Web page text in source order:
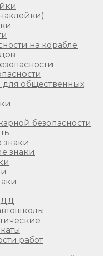
на корабле
общественных
безопасности
знаки
работ